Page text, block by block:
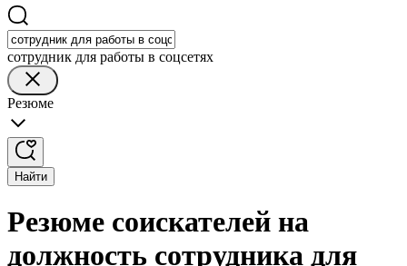
сотрудник для работы в соцсетях
Резюме
Найти
Резюме соискателей на
должность сотрудника для